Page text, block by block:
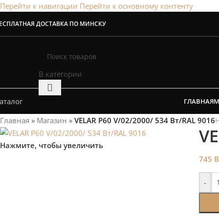
Перейти к навигации Перейти к основному контенту
Сэкономим
Рассчитаем мощность |
ДОСТАВКА ПО МИНСКУ
В категории
ГЛАВНАЯ
Главная » Магазин » VELAR P60 V/02/2000/ 534 Bт/RAL 9016
Нажмите, чтобы увеличить
745
-